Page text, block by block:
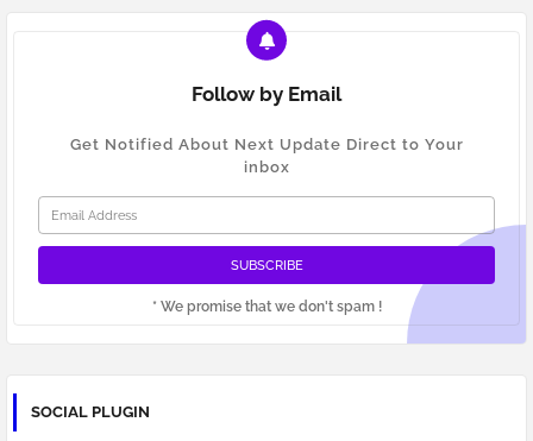
Follow by Email
Get Notified About Next Update Direct to Your
inbox
* We promise that we don't spam !
SOCIAL PLUGIN